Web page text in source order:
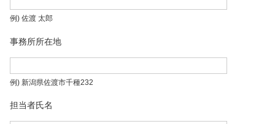
例) 佐渡 太郎
事務所所在地
例) 新潟県佐渡市千種232
担当者氏名